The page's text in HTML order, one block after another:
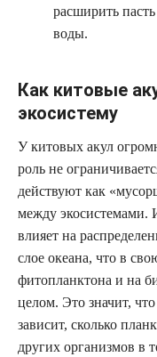
расширить
воды.
Как китовые
экосистему
У китовых акул
роль не
действуют как
между экосистемами.
влияет на
слое океана, что в
фитопланктона и на
целом. Это значит,
зависит, сколько
других организмов в